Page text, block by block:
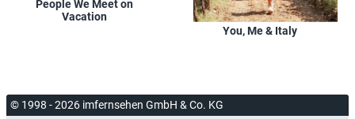
People We Meet on
Vacation
You, Me & Italy
© 1998 - 2026 imfernsehen GmbH & Co. KG